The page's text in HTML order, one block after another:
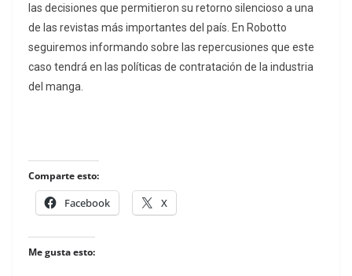
las decisiones que permitieron su retorno silencioso a una
de las revistas más importantes del país. En Robotto
seguiremos informando sobre las repercusiones que este
caso tendrá en las políticas de contratación de la industria
del manga.
Comparte esto:
Facebook X
Me gusta esto: